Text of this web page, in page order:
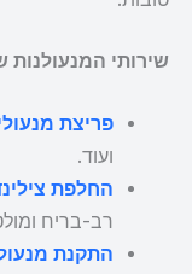
שירותי המנעולנות
פריצת
ועוד.
החלפת
רב-בריח
התקנת